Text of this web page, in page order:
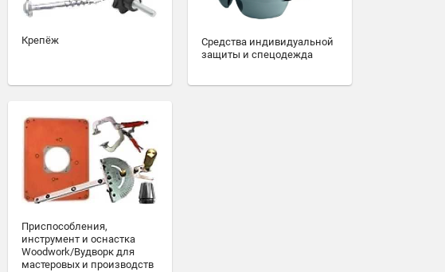
Крепёж
Средства индивидуальной
защиты и спецодежда
Приспособления,
инструмент и оснастка
Woodwork/Вудворк для
мастеровых и производств